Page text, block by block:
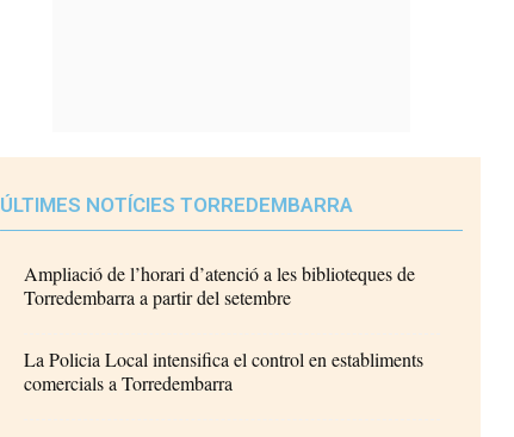
ÚLTIMES NOTÍCIES TORREDEMBARRA
Ampliació de l’horari d’atenció a les biblioteques de
Torredembarra a partir del setembre
La Policia Local intensifica el control en establiments
comercials a Torredembarra